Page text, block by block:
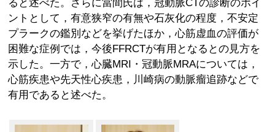
ると述べた。さらに當間氏は，冠動脈CTの診断のポイ
ントとして，有意狭窄の有無や石灰化の程度，不安定
プラークの鑑別などを挙げたほか，心筋虚血の評価が
困難な症例では，今後FFRCTが有用となるとの見方を
示した。一方で，心臓MRI・冠動脈MRAについては，
心筋疾患や先天性心疾患，川崎病の動脈瘤追跡などで
有用であると述べた。